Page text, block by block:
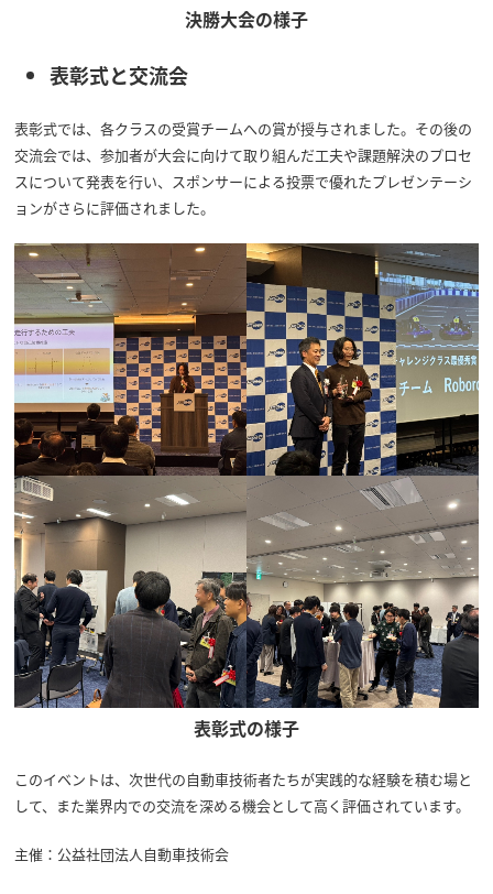
決勝大会の様子
表彰式と交流会
表彰式では、各クラスの受賞チームへの賞が授与されました。その後の
交流会では、参加者が大会に向けて取り組んだ工夫や課題解決のプロセ
スについて発表を行い、スポンサーによる投票で優れたプレゼンテーシ
ョンがさらに評価されました。
表彰式の様子
このイベントは、次世代の自動車技術者たちが実践的な経験を積む場と
して、また業界内での交流を深める機会として高く評価されています。
主催：公益社団法人自動車技術会